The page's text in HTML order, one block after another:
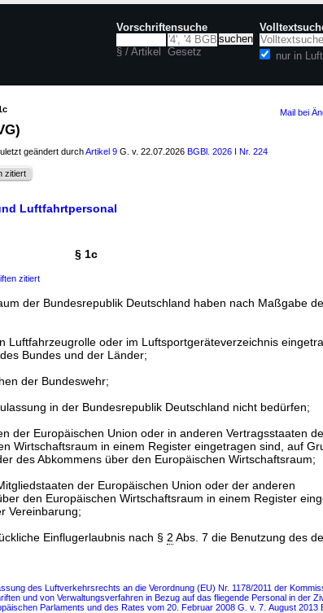
Vorschriftensuche
§ / Artikel Gesetz nur in
Mail bei
geändert durchArtikel 9 G. v. 22.07.2026 BGBl. 2026 I Nr. 224
zitiert
Luftfahrtpersonal
§ 1c
zitiert
der Bundesrepublik Deutschland haben nach Maßgabe
Luftfahrzeugrolle oder im Luftsportgeräteverzeichnis
Bundes und der Länder;
der Bundeswehr;
in der Bundesrepublik Deutschland nicht bedürfen;
der Europäischen Union oder in anderen Vertragsstaaten
Wirtschaftsraum in einem Register eingetragen sind, auf
des Abkommens über den Europäischen Wirtschaftsraum;
der Europäischen Union oder der anderen
den Europäischen Wirtschaftsraum in einem Register
Vereinbarung;
Einflugerlaubnis nach § 2 Abs. 7 die Benutzung des
des Luftverkehrsrechts an die Verordnung (EU) Nr. 1178/2011 der
und von Verwaltungsverfahren in Bezug auf das fliegende Personal in der
Parlaments und des Rates vom 20. Februar 2008 G. v. 7. August 2013